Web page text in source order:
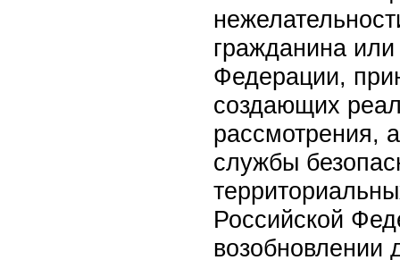
гражданина
Федерации,
создающих
рассмотрения,
службы
Российской
возобновлении